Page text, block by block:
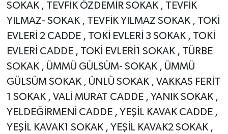
SOKAK , TEVFİK ÖZDEMİR SOKAK , TEVFİK
YILMAZ- SOKAK , TEVFİK YILMAZ SOKAK , TOKİ
EVLERİ 2 CADDE , TOKİ EVLERİ 3 SOKAK , TOKİ
EVLERİ CADDE , TOKİ EVLERİ1 SOKAK , TÜRBE
SOKAK , ÜMMÜ GÜLSÜM- SOKAK , ÜMMÜ
GÜLSÜM SOKAK , ÜNLÜ SOKAK , VAKKAS FERİT
1 SOKAK , VALİ MURAT CADDE , YANIK SOKAK ,
YELDEĞİRMENİ CADDE , YEŞİL KAVAK CADDE ,
YEŞİL KAVAK1 SOKAK , YEŞİL KAVAK2 SOKAK ,